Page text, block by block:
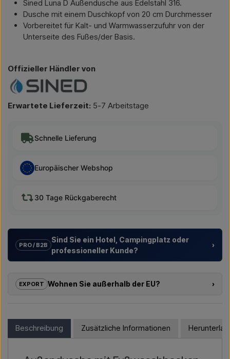
Sined Luna D Außendusche aus Edelstahl 316.
Dusche mit einem Duschkopf von 20 cm Durchmesser
Vorbereitet für Kalt- und Warmwasserzufuhr von der
Unterseite des Fußes/der Basis.
Offizieller Händler von
Erwartete Lieferzeit: 5-7 Arbeitstage
Schnelle Lieferung
Europäischer Webshop
30 Tage Rückgaberecht
PRO / B2B
Sind Sie ein Hotel, Campingplatz oder
professioneller Kunde?
›
Projektentwickler mit
Außenduschen – von der Modellauswahl bis zur richtigen
Möchten Sie einAngebot für ein Projekt oder eine
größere Lieferung, dann kontaktieren Sie uns – wir
antworten schnell.
EXPORT Wohnen Sie außerhalb der EU?
›
Webshop bestellen. Stattdessen können Sie uns kontaktieren
und einen Preis inklusive Lieferung und ggf. Zolldokumenten
Beschreibung Zusätzliche Informationen